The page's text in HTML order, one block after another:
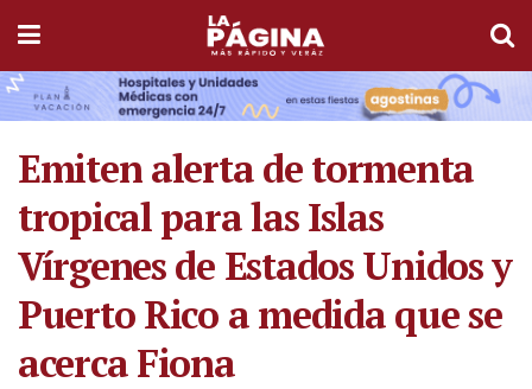
Emiten alerta de tormenta
tropical para las Islas
Vírgenes de Estados Unidos y
Puerto Rico a medida que se
acerca Fiona